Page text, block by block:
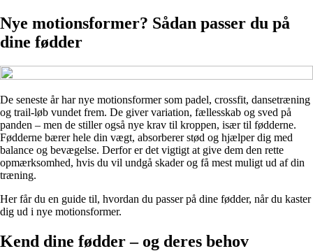
Nye motionsformer? Sådan passer du på
dine fødder
De seneste år har nye motionsformer som padel, crossfit, dansetræning
og trail-løb vundet frem. De giver variation, fællesskab og sved på
panden – men de stiller også nye krav til kroppen, især til fødderne.
Fødderne bærer hele din vægt, absorberer stød og hjælper dig med
balance og bevægelse. Derfor er det vigtigt at give dem den rette
opmærksomhed, hvis du vil undgå skader og få mest muligt ud af din
træning.
Her får du en guide til, hvordan du passer på dine fødder, når du kaster
dig ud i nye motionsformer.
Kend dine fødder – og deres behov